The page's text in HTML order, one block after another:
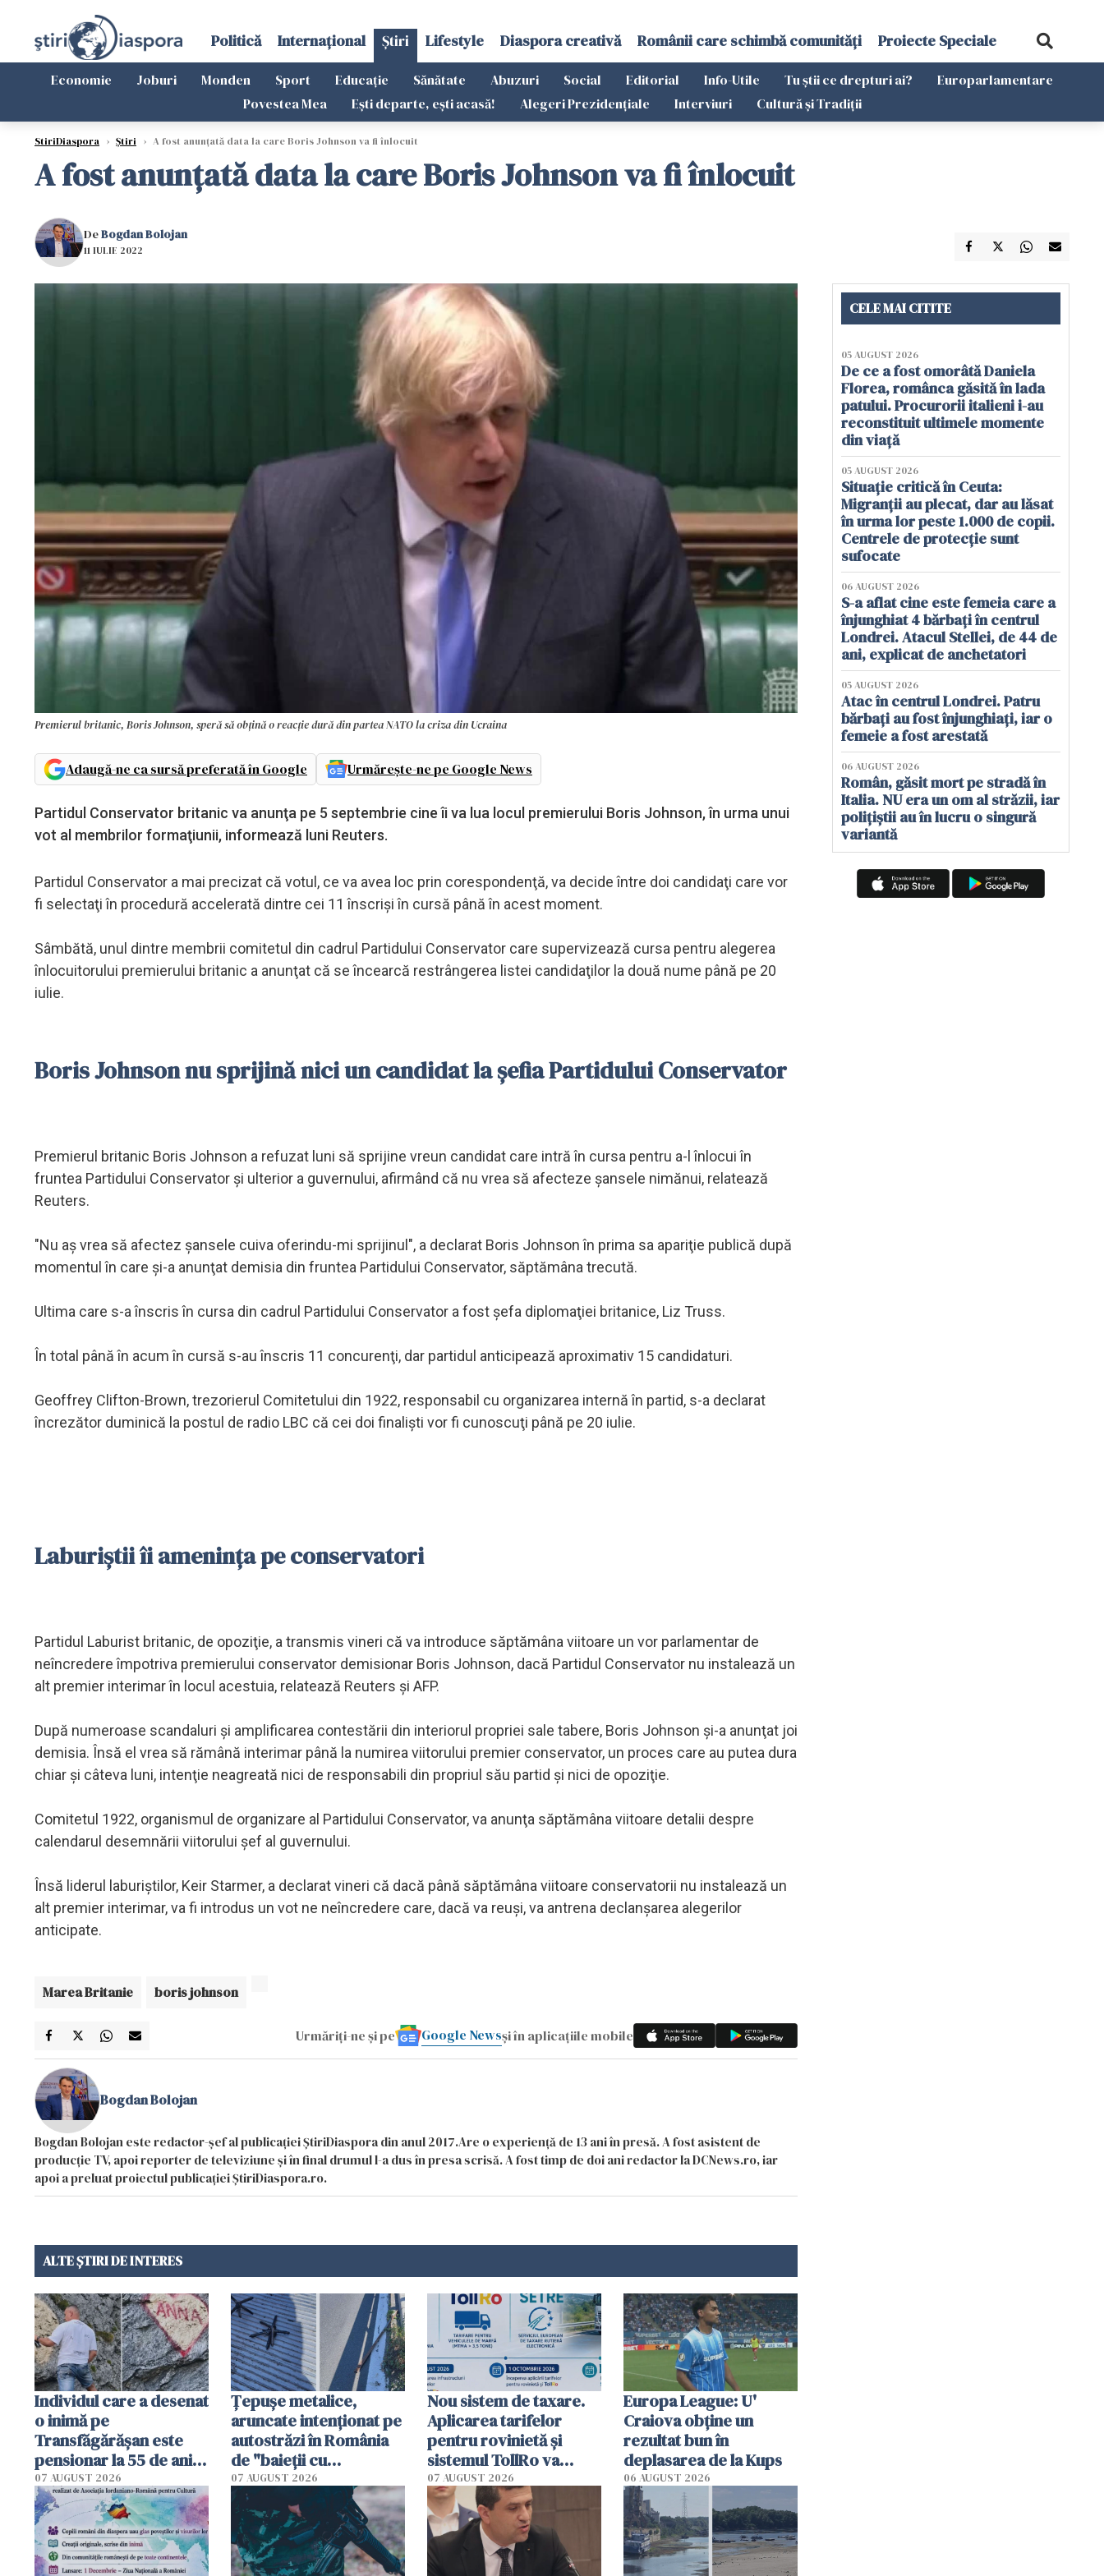
Politică Internațional Știri Lifestyle Diaspora creativă Românii care schimbă comunități Proiecte Speciale
Economie Joburi Monden Sport Educație Sănătate Abuzuri Social Editorial Info-Utile Tu știi ce drepturi ai?
Europarlamentare
Povestea Mea
Ești departe, ești acasă! Alegeri Prezidențiale Interviuri Cultură și Tradiții
StiriDiaspora › Știri › A fost anunțată data la care Boris Johnson va fi înlocuit
A fost anunțată data la care Boris Johnson va fi înlocuit
DeBogdan Bolojan
11 IULIE 2022
Premierul britanic, Boris Johnson, speră să obţină o reacţie dură din partea NATO la criza din Ucraina
Adaugă-ne ca sursă preferată în Google Urmărește-ne pe Google News
Partidul Conservator britanic va anunţa pe 5 septembrie cine îi va lua locul premierului Boris Johnson, în urma unui
vot al membrilor formaţiunii, informează luni Reuters.
Partidul Conservator a mai precizat că votul, ce va avea loc prin corespondenţă, va decide între doi candidaţi care vor
fi selectaţi în procedură accelerată dintre cei 11 înscrişi în cursă până în acest moment.
Sâmbătă, unul dintre membrii comitetul din cadrul Partidului Conservator care supervizează cursa pentru alegerea
înlocuitorului premierului britanic a anunţat că se încearcă restrângerea listei candidaţilor la două nume până pe 20
iulie.
Boris Johnson nu sprijină nici un candidat la șefia Partidului Conservator
Premierul britanic Boris Johnson a refuzat luni să sprijine vreun candidat care intră în cursa pentru a-l înlocui în
fruntea Partidului Conservator şi ulterior a guvernului, afirmând că nu vrea să afecteze şansele nimănui, relatează
Reuters.
"Nu aş vrea să afectez şansele cuiva oferindu-mi sprijinul", a declarat Boris Johnson în prima sa apariţie publică după
momentul în care şi-a anunţat demisia din fruntea Partidului Conservator, săptămâna trecută.
Ultima care s-a înscris în cursa din cadrul Partidului Conservator a fost şefa diplomaţiei britanice, Liz Truss.
În total până în acum în cursă s-au înscris 11 concurenţi, dar partidul anticipează aproximativ 15 candidaturi.
Geoffrey Clifton-Brown, trezorierul Comitetului din 1922, responsabil cu organizarea internă în partid, s-a declarat
încrezător duminică la postul de radio LBC că cei doi finalişti vor fi cunoscuţi până pe 20 iulie.
Laburiștii îi amenința pe conservatori
Partidul Laburist britanic, de opoziţie, a transmis vineri că va introduce săptămâna viitoare un vor parlamentar de
neîncredere împotriva premierului conservator demisionar Boris Johnson, dacă Partidul Conservator nu instalează un
alt premier interimar în locul acestuia, relatează Reuters şi AFP.
După numeroase scandaluri şi amplificarea contestării din interiorul propriei sale tabere, Boris Johnson şi-a anunţat joi
demisia. Însă el vrea să rămână interimar până la numirea viitorului premier conservator, un proces care au putea dura
chiar şi câteva luni, intenţie neagreată nici de responsabili din propriul său partid şi nici de opoziţie.
Comitetul 1922, organismul de organizare al Partidului Conservator, va anunţa săptămâna viitoare detalii despre
calendarul desemnării viitorului şef al guvernului.
Însă liderul laburiştilor, Keir Starmer, a declarat vineri că dacă până săptămâna viitoare conservatorii nu instalează un
alt premier interimar, va fi introdus un vot ne neîncredere care, dacă va reuşi, va antrena declanşarea alegerilor
anticipate.
Marea Britanie boris johnson
Urmăriți-ne și pe Google Newsși în aplicațiile mobile
Bogdan Bolojan
Bogdan Bolojan este redactor-șef al publicației ȘtiriDiaspora din anul 2017.Are o experiență de 13 ani în presă. A fost asistent de
producție TV, apoi reporter de televiziune și în final drumul l-a dus în presa scrisă. A fost timp de doi ani redactor la DCNews.ro, iar
apoi a preluat proiectul publicației ȘtiriDiaspora.ro.
ALTE ȘTIRI DE INTERES
Individul care a desenat
o inimă pe
Transfăgărășan este
pensionar la 55 de ani.
Poliția l-a identificat
07 AUGUST 2026
Țepușe metalice,
aruncate intenționat pe
autostrăzi în România
de "baieții cu
platforme": "Mi-au
cerut 1200 lei să mă
tracteze"
07 AUGUST 2026
Nou sistem de taxare.
Aplicarea tarifelor
pentru rovinietă şi
sistemul TollRo va
începe la 1 octombrie
07 AUGUST 2026
Europa League: U'
Craiova obține un
rezultat bun în
deplasarea de la Kups
06 AUGUST 2026
CELE MAI CITITE
05 AUGUST 2026
De ce a fost omorâtă Daniela
Florea, românca găsită în lada
patului. Procurorii italieni i-au
reconstituit ultimele momente
din viață
05 AUGUST 2026
Situație critică în Ceuta:
Migranții au plecat, dar au lăsat
în urma lor peste 1.000 de copii.
Centrele de protecție sunt
sufocate
06 AUGUST 2026
S-a aflat cine este femeia care a
înjunghiat 4 bărbați în centrul
Londrei. Atacul Stellei, de 44 de
ani, explicat de anchetatori
05 AUGUST 2026
Atac în centrul Londrei. Patru
bărbați au fost înjunghiați, iar o
femeie a fost arestată
06 AUGUST 2026
Român, găsit mort pe stradă în
Italia. NU era un om al străzii, iar
polițiștii au în lucru o singură
variantă